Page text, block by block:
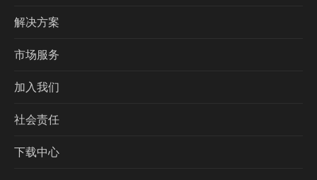
解决方案
市场服务
加入我们
社会责任
下载中心